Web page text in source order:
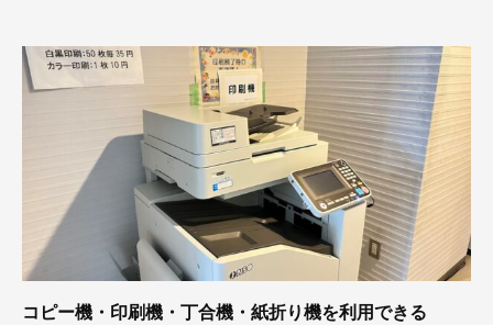
コピー機・印刷機・丁合機・紙折り機を利用できる